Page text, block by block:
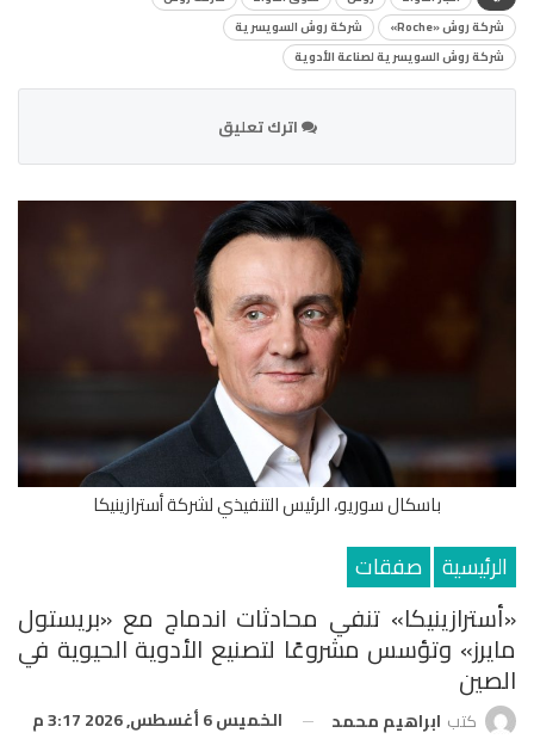
شركة روش «Roche»
شركة روش السويسرية
شركة روش السويسرية لصناعة الأدوية
اترك تعليق
باسكال سوريو، الرئيس التنفيذي لشركة أسترازينيكا
الرئيسية صفقات
«أسترازينيكا» تنفي محادثات اندماج مع «بريستول
مايرز» وتؤسس مشروعًا لتصنيع الأدوية الحيوية في
الصين
كتب ابراهيم محمد الخميس 6 أغسطس, 2026 3:17 م